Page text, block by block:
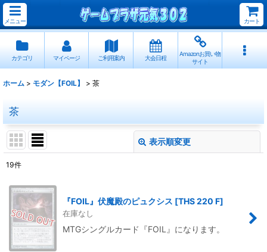
メニュー カート
カテゴリ マイページ ご利用案内 大会日程
Amazonお買い物
サイト
ホーム > モダン【FOIL】 > 茶
茶
表示順変更
並び順:
19件
『FOIL』伏魔殿のピュクシス [THS 220 F]
在庫なし
MTGシングルカード『FOIL』になります。